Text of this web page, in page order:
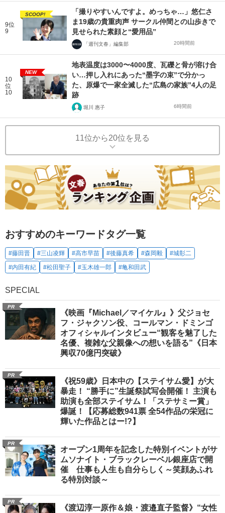
9位
9
SCOOP!
「撮りやすいんですよ。めっちゃ…」悠仁さ
ま19歳の貴重肉声 サークル仲間との山歩きで
見せられた素顔と“愛用品”
「週刊文春」編集部 20時間前
10
位
10
NEW
地表温度は3000〜4000度、瓦礫と骨が溶け合
い…押し入れにあった“墨字の束”で分かっ
た、原爆で一家全滅した“広島の家族”4人の足
跡
堀川 惠子 6時間前
11位から20位を見る
おすすめのキーワードタグ一覧
#藤田晋 #三山凌輝 #高市早苗 #後藤真希 #森岡毅
#城彰二
#内田有紀
#松田聖子 #玉木雄一郎 #亀和田武
SPECIAL
PR
《映画『Michael／マイケル』》父ジョセ
フ・ジャクソン役、コールマン・ドミンゴ
オフィシャルインタビュー“観客を魅了した
名優、複雑な父親像への想いを語る”《日本
興収70億円突破》
PR
《祝59歳》日本中の【ステイサム愛】が大
暴走！ “勝手に”生誕祭試写会開催！ 主演も
助演も全部ステイサム！「ステサミー賞」
爆誕！【応募総数941票 全54作品の栄冠に
輝いた作品とはー!?】
PR
オープン1周年を記念した特別イベントがサ
ムソナイト・ブラックレーベル銀座店で開
催 仕事も人生も自分らしく～笑顔あふれ
る特別対談～
PR
《渡辺淳一原作＆娘・渡邉直子監督》“女性